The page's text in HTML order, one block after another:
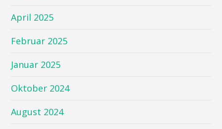
April 2025
Februar 2025
Januar 2025
Oktober 2024
August 2024